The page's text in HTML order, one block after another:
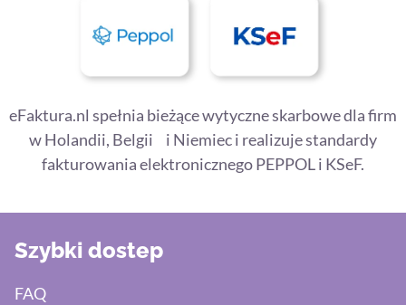
eFaktura.nl spełnia bieżące wytyczne skarbowe dla firm
w Holandii, Belgii i Niemiec i realizuje standardy
fakturowania elektronicznego PEPPOL i KSeF.
Szybki dostep
FAQ